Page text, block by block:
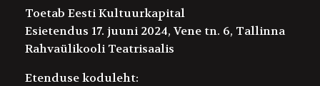
Toetab Eesti Kultuurkapital
Esietendus 17. juuni 2024, Vene tn. 6, Tallinna
Rahvaülikooli Teatrisaalis
Etenduse koduleht: